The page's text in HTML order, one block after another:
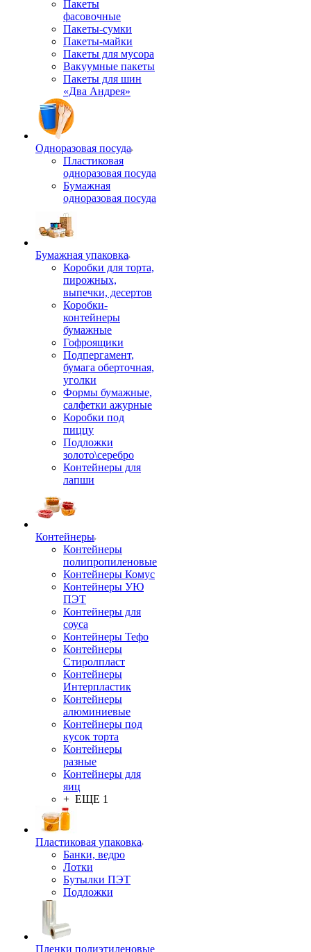
Пакеты
фасовочные
Пакеты-сумки
Пакеты-майки
Пакеты для мусора
Вакуумные пакеты
Пакеты для шин
«Два Андрея»
Одноразовая посуда
Пластиковая
одноразовая посуда
Бумажная
одноразовая посуда
Бумажная упаковка
Коробки для торта,
пирожных,
выпечки, десертов
Коробки-
контейнеры
бумажные
Гофроящики
Подпергамент,
бумага оберточная,
уголки
Формы бумажные,
салфетки ажурные
Коробки под
пиццу
Подложки
золото\серебро
Контейнеры для
лапши
Контейнеры
Контейнеры
полипропиленовые
Контейнеры Комус
Контейнеры УЮ
ПЭТ
Контейнеры для
соуса
Контейнеры Тефо
Контейнеры
Стиролпласт
Контейнеры
Интерпластик
Контейнеры
алюминиевые
Контейнеры под
кусок торта
Контейнеры
разные
Контейнеры для
яиц
+ ЕЩЕ 1
Пластиковая упаковка
Банки, ведро
Лотки
Бутылки ПЭТ
Подложки
Пленки полиэтиленовые